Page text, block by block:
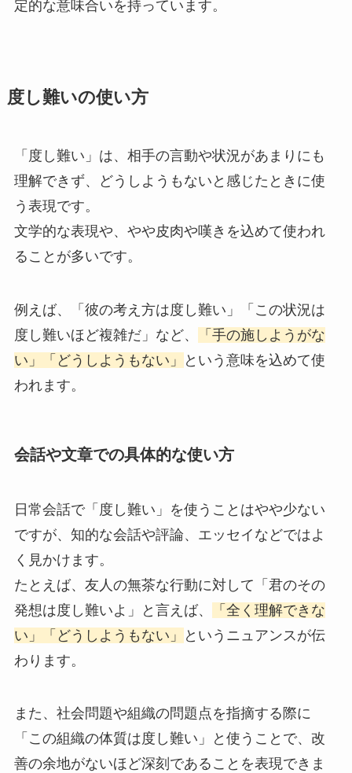
定的な意味合いを持っています。
度し難いの使い方
「度し難い」は、相手の言動や状況があまりにも
理解できず、どうしようもないと感じたときに使
う表現です。
文学的な表現や、やや皮肉や嘆きを込めて使われ
ることが多いです。
例えば、「彼の考え方は度し難い」「この状況は
度し難いほど複雑だ」など、
「手の施しようがな
い」「どうしようもない」
という意味を込めて使
われます。
会話や文章での具体的な使い方
日常会話で「度し難い」を使うことはやや少ない
ですが、知的な会話や評論、エッセイなどではよ
く見かけます。
たとえば、友人の無茶な行動に対して「君のその
発想は度し難いよ」と言えば、
「全く理解できな
い」「どうしようもない」
というニュアンスが伝
わります。
また、社会問題や組織の問題点を指摘する際に
「この組織の体質は度し難い」と使うことで、改
善の余地がないほど深刻であることを表現できま